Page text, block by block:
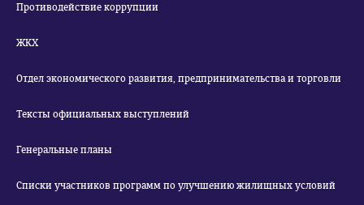
Противодействие коррупции
ЖКХ
Отдел экономического развития, предпринимательства и торговли
Тексты официальных выступлений
Генеральные планы
Списки участников программ по улучшению жилищных условий